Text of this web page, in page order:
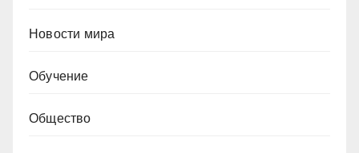
Новости мира
Обучение
Общество